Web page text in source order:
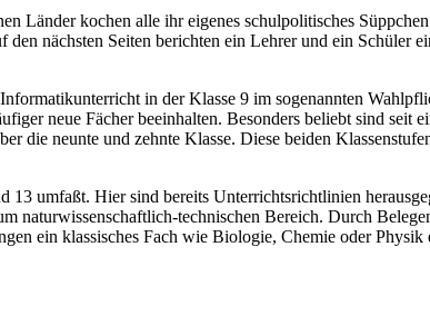
Länder kochen alle ihr eigenes schulpolitisches
nächsten Seiten berichten ein Lehrer und ein Schüler
in der Klasse 9 im sogenannten
neue Fächer beeinhalten. Besonders beliebt sind
die neunte und zehnte Klasse. Diese beiden
13 umfaßt. Hier sind bereits Unterrichtsrichtlinien
naturwissenschaftlich-technischen Bereich. Durch
ein klassisches Fach wie Biologie, Chemie oder Physik